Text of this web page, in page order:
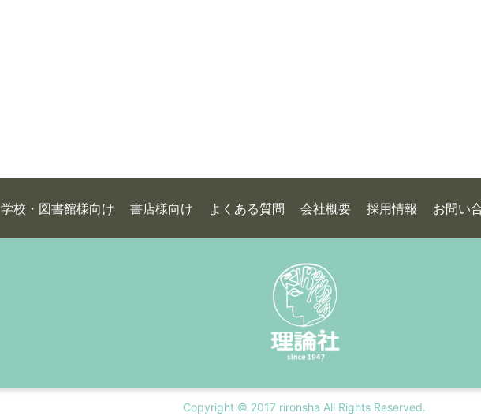
学校・図書館様向け 書店様向け よくある質問 会社概要 採用情報 お問い
Copyright © 2017 rironsha All Rights Reserved.